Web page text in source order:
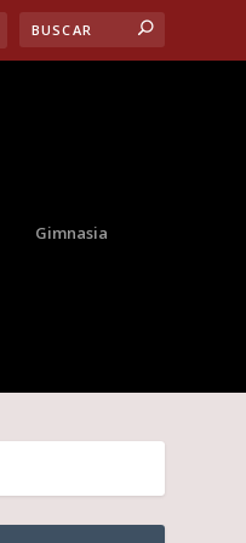
Gimnasia